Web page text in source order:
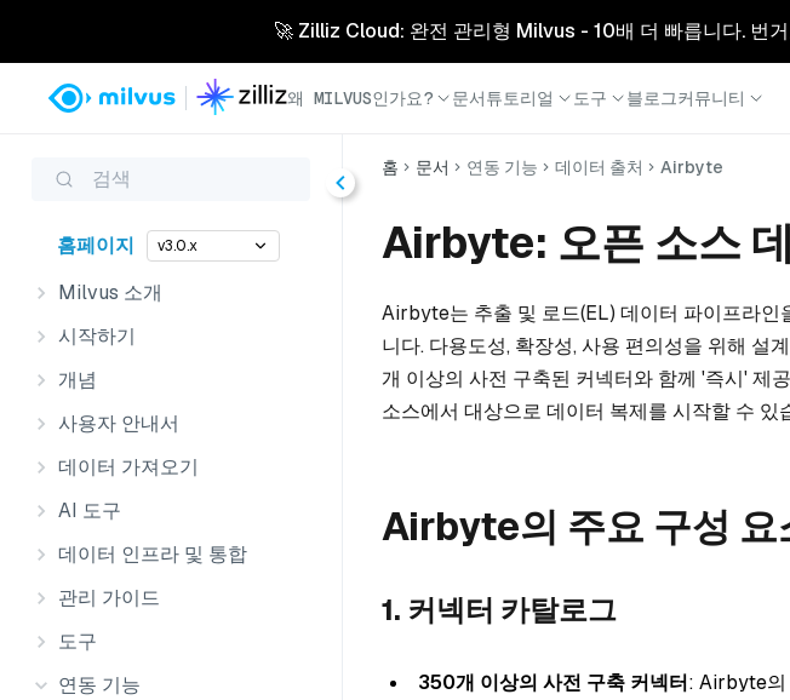
🚀 Zilliz Cloud: 완전 관리형 Milvus - 10배 더 빠릅니다. 번
왜 MILVUS인가요? 문서튜토리얼 도구 블로그커뮤니티
검색
홈페이지 v3.0.x
Milvus 소개
시작하기
개념
사용자 안내서
데이터 가져오기
AI 도구
데이터 인프라 및 통합
관리 가이드
도구
연동 기능
홈 문서 연동 기능 데이터 출처 Airbyte
Airbyte: 오픈 소스
Airbyte는 추출 및 로드(EL) 데이터 파이프라인
니다. 다용도성, 확장성, 사용 편의성을 위해
개 이상의 사전 구축된 커넥터와 함께 '즉시' 제
소스에서 대상으로 데이터 복제를 시작할 수 있
Airbyte의 주요 구성 요
1. 커넥터 카탈로그
350개 이상의 사전 구축 커넥터: Airbyte의